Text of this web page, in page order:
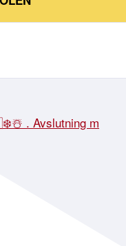
. Avslutning m